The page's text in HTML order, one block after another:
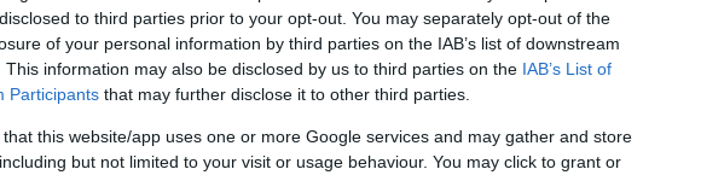
to third parties prior to your opt-out. You may separately opt-out of the
of your personal information by third parties on the IAB’s list of downstream
This information may also be disclosed by us to third parties on the IAB’s List of
Participants that may further disclose it to other third parties.
that this website/app uses one or more Google services and may gather and store
but not limited to your visit or usage behaviour. You may click to grant or